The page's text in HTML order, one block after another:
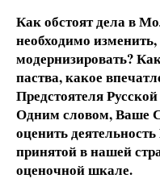
Как обстоят дела в
необходимо
модернизировать?
паства, какое
Предстоятеля
Одним словом, Ваше
оценить
принятой в нашей
оценочной шкале.